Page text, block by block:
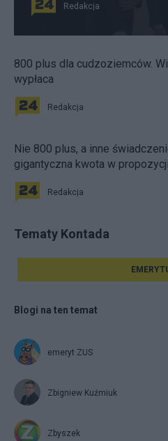
Redakcja
800 plus dla cudzoziemców.
wypłaca
Redakcja
Nie 800 plus, a inne
gigantyczna kwota w propozycji
Redakcja
Tematy Kontada
Blogi na ten temat
emeryt ZUS
Zbigniew Kuźmiuk
Zbyszek